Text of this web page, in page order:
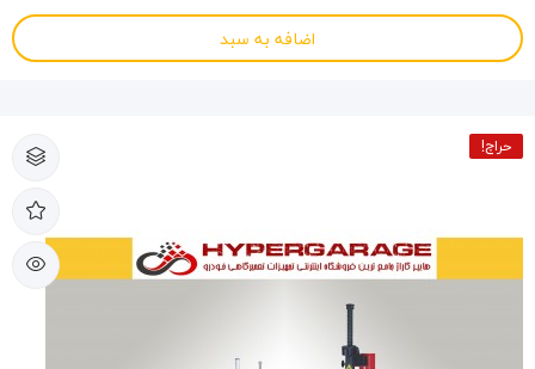
اضافه به سبد
حراج!